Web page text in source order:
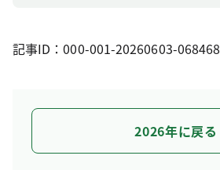
記事ID：000-001-20260603-068468
2026年に戻る